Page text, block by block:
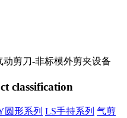
剪刀-非标模外剪夹设备
classification
圆形系列 LS手持系列 气剪